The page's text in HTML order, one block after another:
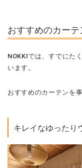
おすすめのカー
NOKKIでは、すでにた
います。
おすすめのカーテンを
キレイなゆったり